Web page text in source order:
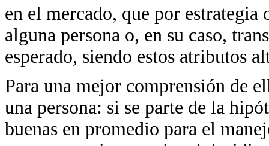
en el mercado, que por
alguna persona o, en su caso,
esperado, siendo estos atributos
Para una mejor comprensión de
una persona: si se parte de la
buenas en promedio para el